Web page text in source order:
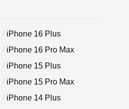
iPhone 16 Plus
iPhone 16 Pro Max
iPhone 15 Plus
iPhone 15 Pro Max
iPhone 14 Plus